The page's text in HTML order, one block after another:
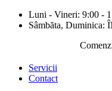
Luni - Vineri: 9:00 -
Sâmbăta, Duminica:
Comenzi:
Servicii
Contact